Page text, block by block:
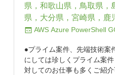
県，和歌山県，鳥取県，
県，大分県，宮崎県，鹿
AWS Azure PowerShell
●プライム案件、先端技術案
にしては珍しくプライム案
対してのお仕事も多くご紹